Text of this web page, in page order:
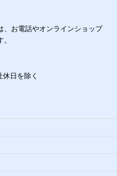
、お電話やオンラインショップ
日を除く